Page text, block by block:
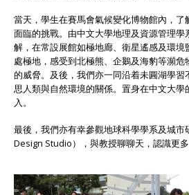
當天，學生在賽馬會氣候變化博物館內，
面臨的挑戰。由中文大學地理及資源管理
解，在常設展館如極地廊、衛星遙感及環
處極地，感受到北極熊、企鵝及海豹等瀕
的威脅。及後，我們亦一同沿着未圓湖學習
思人類與自然環境的關係。置身在中文大
入。
最後，我們亦有幸參觀地球科學學系及城
Design Studio），與教授聊聊天，認識更多